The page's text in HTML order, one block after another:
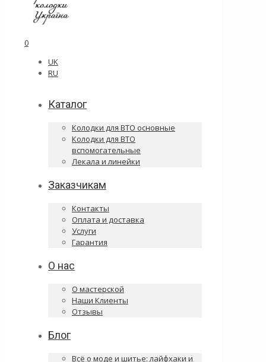
0
UK
RU
Каталог
Колодки для ВТО основные
Колодки для ВТО
вспомогательные
Лекала и линейки
Заказчикам
Контакты
Оплата и доставка
Услуги
Гарантия
О нас
О мастерской
Наши Клиенты
Отзывы
Блог
Всё о моде и шитье: лайфхаки и